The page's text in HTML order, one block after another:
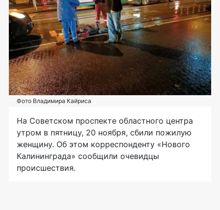
Фото Владимира Кайриса
На Советском проспекте областного центра
утром в пятницу, 20 ноября, сбили пожилую
женщину. Об этом корреспонденту «Нового
Калининграда» сообщили очевидцы
происшествия.